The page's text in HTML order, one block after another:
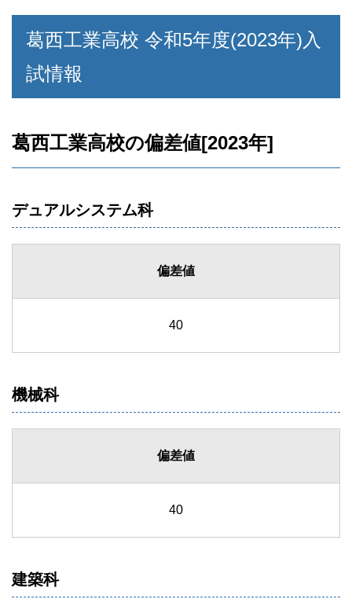
葛西工業高校 令和5年度(2023年)入
試情報
葛西工業高校の偏差値[2023年]
デュアルシステム科
偏差値
40
機械科
偏差値
40
建築科